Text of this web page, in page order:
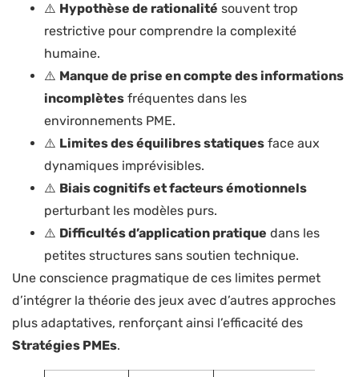
⚠️ Hypothèse de rationalité souvent trop
restrictive pour comprendre la complexité
humaine.
⚠️ Manque de prise en compte des informations
incomplètes fréquentes dans les
environnements PME.
⚠️ Limites des équilibres statiques face aux
dynamiques imprévisibles.
⚠️ Biais cognitifs et facteurs émotionnels
perturbant les modèles purs.
⚠️ Difficultés d’application pratique dans les
petites structures sans soutien technique.
Une conscience pragmatique de ces limites permet
d’intégrer la théorie des jeux avec d’autres approches
plus adaptatives, renforçant ainsi l’efficacité des
Stratégies PMEs.